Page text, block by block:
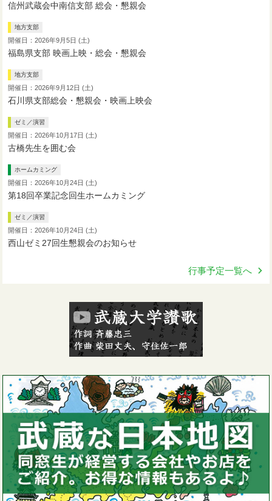
信州武蔵会中南信支部 総会・懇親会
地方支部
開催日：2026年9月5日 (土)
福島県支部 映画上映・総会・懇親会
地方支部
開催日：2026年9月12日 (土)
石川県支部総会・懇親会・映画上映会
ゼミ／演習
開催日：2026年10月17日 (土)
古橋先生を囲む会
ホームカミング
開催日：2026年10月24日 (土)
第18回卒業記念回生ホームカミング
ゼミ／演習
開催日：2026年10月24日 (土)
西山ゼミ27回生懇親会のお知らせ
行事予定一覧へ